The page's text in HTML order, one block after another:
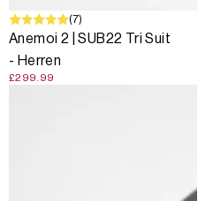
(7)
Anemoi 2 | SUB22 Tri Suit
- Herren
£299.99